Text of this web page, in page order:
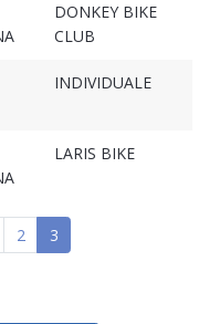
DONKEY BIKE
CLUB
INDIVIDUALE
LARIS BIKE
2 3